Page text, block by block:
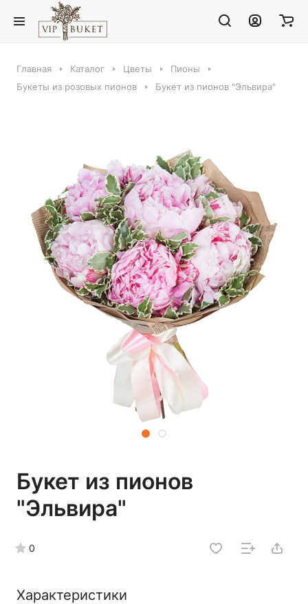
Главная Каталог Цветы
Пионы
Букеты из розовых пионов
Букет из пионов "Эльвира"
Букет из пионов
"Эльвира"
0
Характеристики